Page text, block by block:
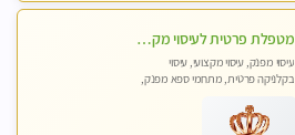
מטפלת פרטית לעיסוי מקצועי מפנק פרטי מאוד ללא מין !!!
עיסוי מפנק, עיסוי מקצועי, עיסוי
בקלניקה פרטית, מתחמי ספא מפנק,